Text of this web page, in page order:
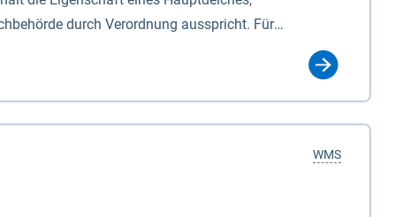
durch Verordnung ausspricht. Für
(NDG). Die Widmung "2.Deichlinie" ist
dienen bestimmt sind (§2 Abs.3 NDG). Ein Bauwerk
die die Deichbehörde durch Verordnung
WMS